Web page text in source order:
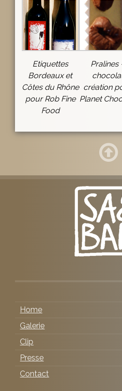
Etiquettes
Bordeaux et
Côtes du Rhône
pour Rob Fine
Food
Pralines
création
Planet
Home
Galerie
Clip
Presse
Contact